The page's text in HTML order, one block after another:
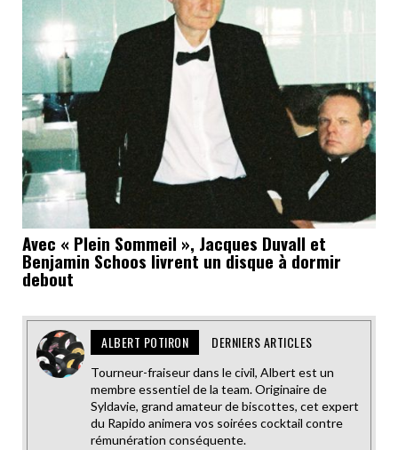
Avec « Plein Sommeil », Jacques Duvall et
Benjamin Schoos livrent un disque à dormir
debout
ALBERT POTIRON DERNIERS ARTICLES
Tourneur-fraiseur dans le civil, Albert est un
membre essentiel de la team. Originaire de
Syldavie, grand amateur de biscottes, cet expert
du Rapido animera vos soirées cocktail contre
rémunération conséquente.